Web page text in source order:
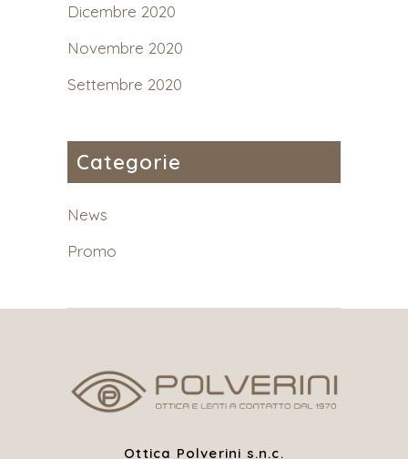
Dicembre 2020
Novembre 2020
Settembre 2020
Categorie
News
Promo
Ottica Polverini s.n.c.